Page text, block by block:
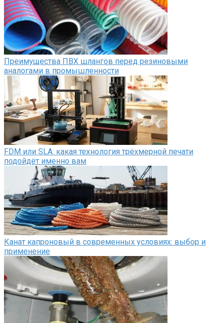
Преимущества ПВХ шлангов перед резиновыми
аналогами в промышленности
FDM или SLA: какая технология трёхмерной печати
подойдёт именно вам
Канат капроновый в современных условиях: выбор и
применение